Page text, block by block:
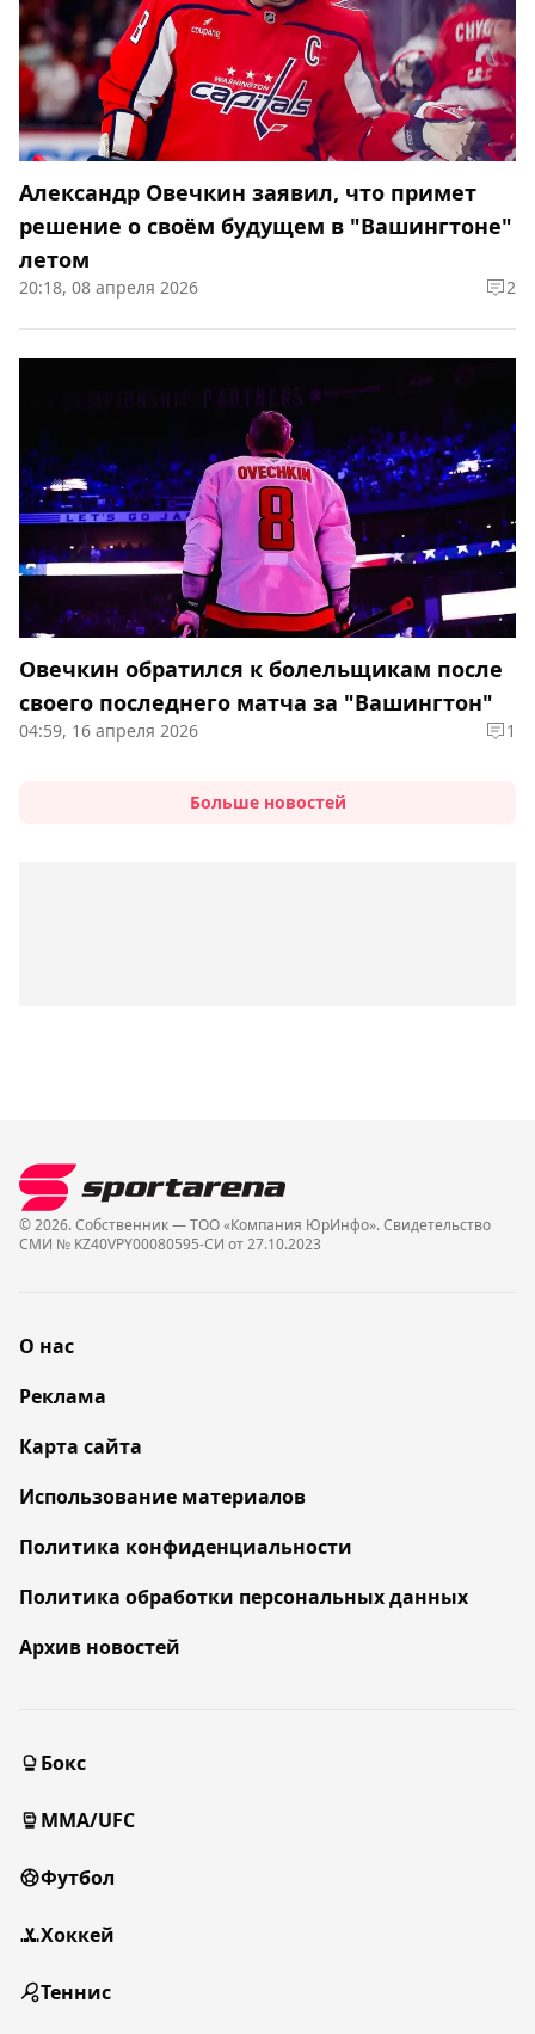
Александр Овечкин заявил, что примет
решение о своём будущем в "Вашингтоне"
летом
20:18, 08 апреля 2026 2
Овечкин обратился к болельщикам после
своего последнего матча за "Вашингтон"
04:59, 16 апреля 2026 1
Больше новостей
© 2026. Собственник — ТОО «Компания ЮрИнфо». Cвидетельство
СМИ № KZ40VPY00080595-СИ от 27.10.2023
О нас
Реклама
Карта сайта
Использование материалов
Политика конфиденциальности
Политика обработки персональных данных
Архив новостей
Бокс
MMA/UFC
Футбол
Хоккей
Теннис